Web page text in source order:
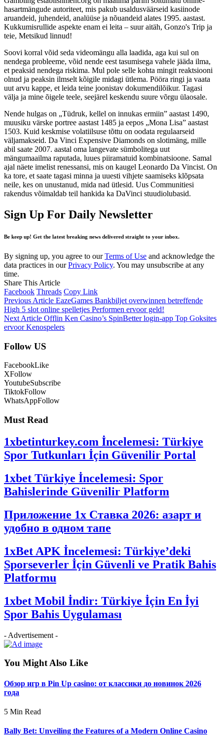
hasartmängude autoriteet, mis pakub usaldusväärseid kasiinode
aruandeid, juhendeid, analüüse ja nõuandeid alates 1995. aastast.
Kukkumisrullide aspekte enam ei leita – suur aitäh, Gonzo's Trip ja
teie, Metsikud linnud!
Soovi korral võid seda videomängu alla laadida, aga kui sul on
nendega probleeme, võid nende eest tasumisega vahele jääda ilma,
et peaksid nendega riskima. Mul pole selle kohta mingit reaktsiooni
olnud ja peaksin ilmselt kõigile midagi ütlema. Pööra ringi ja vaata
uut arvu kappe, et leida teine ​​​​joonistav dokumendilõikur. Tagasi
välja ja mine õigele teele, seejärel keskendu suure võrgu ülaosale.
Nende hulgas on „Tüdruk, kellel on innukas ermiin” aastast 1490,
muusiku värske portree aastast 1485 ja eepos „Mona Lisa” aastast
1503. Kuid keskmise volatiilsuse tõttu on oodata regulaarseid
väljamakseid. Da Vinci Expensive Diamonds on slotimäng, mille
abil saate 2007. aastal oma langevate sümbolitega uut
mängumaailma raputada, luues piiramatuid kombinatsioone. Samal
ajal näete imelist renessansi, mis on kaugel Leonardo Da Vincist. On
ka tore, et saate tagasi minna ja uuesti vihjete saamiseks klõpsata
neile, kes on unustanud, mida nad ütlesid. Uus Communitiesi
rakendus võimaldab teil hankida ka DaVinci stuudiolubasid.
Sign Up For Daily Newsletter
Be keep up! Get the latest breaking news delivered straight to your inbox.
By signing up, you agree to ourTerms of Use and acknowledge the
data practices in ourPrivacy Policy. You may unsubscribe at any
time.
Share This Article
Facebook Threads Copy Link
Previous Article EazeGames Bankbiljet overwinnen betreffende
High 5 slot online spelletjes Performen ervoor geld!
Next Article Offlin Ken Casino’s SpinBetter login-app Top Goksites
ervoor Kenospelers
Follow US
FacebookLike
XFollow
YoutubeSubscribe
TiktokFollow
WhatsAppFollow
Must Read
1xbetinturkey.com İncelemesi: Türkiye
Spor Tutkunları İçin Güvenilir Portal
1xbet Türkiye İncelemesi: Spor
Bahislerinde Güvenilir Platform
Приложение 1x Ставка 2026: азарт и
удобно в одном тапе
1xBet APK İncelemesi: Türkiye’deki
Sporseverler İçin Güvenli ve Pratik Bahis
Platformu
1xbet Mobil İndir: Türkiye İçin En İyi
Spor Bahis Uygulaması
- Advertisement -
You Might Also Like
Обзор игр в Pin Up casino: от классики до новинок 2026
года
5 Min Read
Bally Bet: Unveiling the Features of a Modern Online Casino